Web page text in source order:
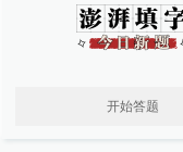
开始答题